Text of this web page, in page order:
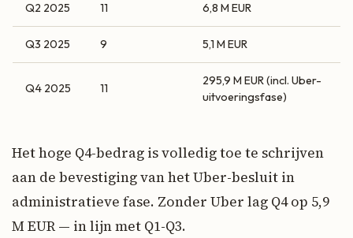
Q2 2025 11 6,8 M EUR
Q3 2025 9 5,1 M EUR
Q4 2025 11
295,9 M EUR (incl. Uber-
uitvoeringsfase)
Het hoge Q4-bedrag is volledig toe te schrijven
aan de bevestiging van het Uber-besluit in
administratieve fase. Zonder Uber lag Q4 op 5,9
M EUR — in lijn met Q1-Q3.